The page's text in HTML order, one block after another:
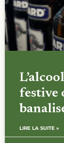
festive
LIRE LA SUITE »